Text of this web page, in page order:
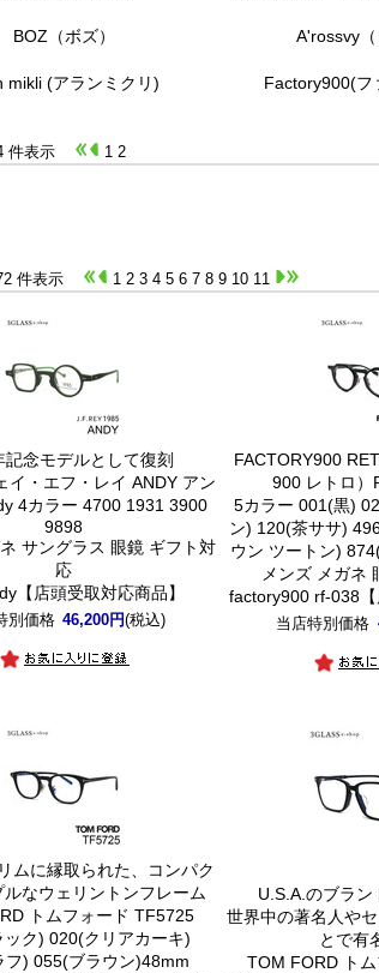
BOZ（ボズ） A'rossvy（
mikli (アランミクリ) Factory900(フ
件表示 1 2
件表示 1 2 3 4 5 6 7 8 9 10 11
記念モデルとして復刻
イ・エフ・レイ ANDY アン
4カラー 4700 1931 3900
9898
サングラス 眼鏡 ギフト対
応
【店頭受取対応商品】
別価格 46,200円(税込)
FACTORY900
900 レトロ）
5カラー 001(黒)
ン) 120(茶ササ)
ウン ツートン)
メンズ メガネ
factory900 rf-038【
当店特別価格
ムに縁取られた、コンパク
ルなウェリントンフレーム
トムフォード TF5725
ク) 020(クリアカーキ)
フ) 055(ブラウン)48mm
U.S.A.のブラン
世界中の著名人や
とで有
TOM FORD ト